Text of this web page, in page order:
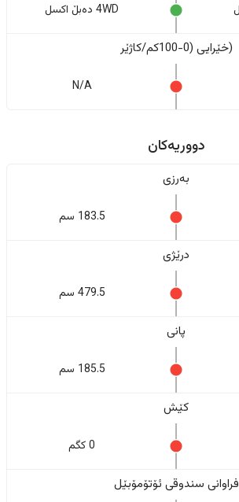
4WD دەبڵ اکسل
(خێرایی (0-100کم/کاژێر
N/A
دووریەکان
بەرزی
183.5 سم
درێژی
479.5 سم
پانی
185.5 سم
کێش
0 کگم
فراوانی سندوقی ئۆتۆمۆبێل